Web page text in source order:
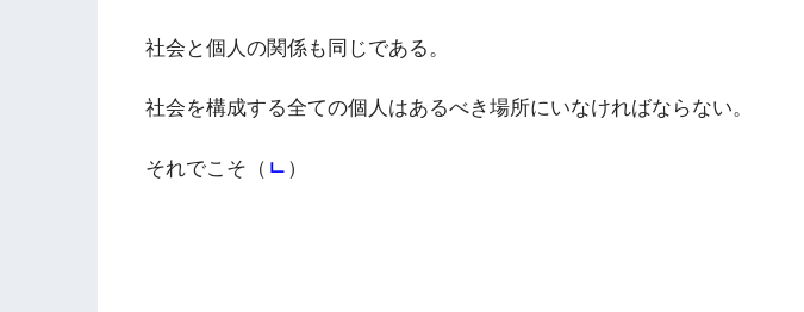
社会と個人の関係も同じである。
社会を構成する全ての個人はあるべき場所にいなければならない。
それでこそ（ ㄴ ）